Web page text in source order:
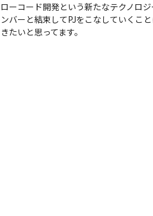
ローコード開発という新たなテクノロ
ンバーと結束してPJをこなしていくこ
きたいと思ってます。